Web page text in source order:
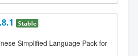
Stable
Simplified Language Pack for